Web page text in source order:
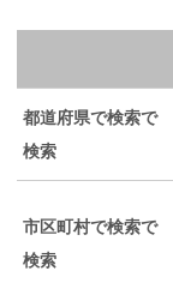
都道府県で検索で
検索
市区町村で検索で
検索